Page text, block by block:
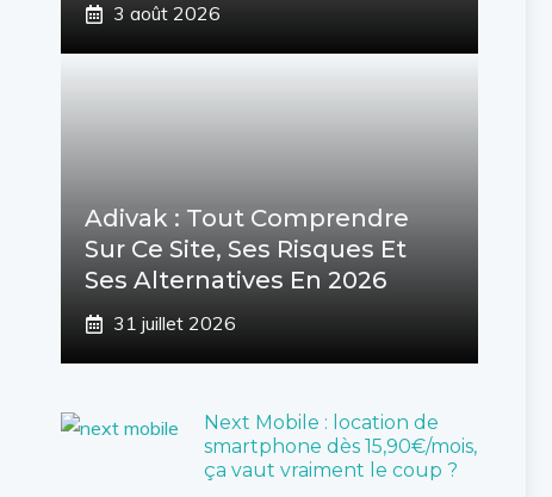
3 août 2026
Adivak : Tout Comprendre
Sur Ce Site, Ses Risques Et
Ses Alternatives En 2026
31 juillet 2026
Next Mobile : location de
smartphone dès 15,90€/mois,
ça vaut vraiment le coup ?